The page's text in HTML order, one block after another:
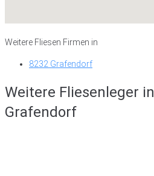
Weitere Fliesen Firmen in
8232 Grafendorf
Weitere Fliesenleger in
Grafendorf